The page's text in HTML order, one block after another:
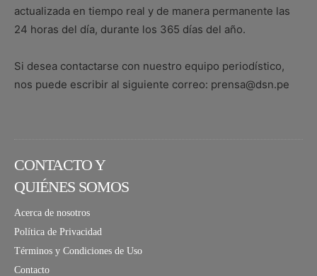
actualizada en tiempo real y de manera permanente las
24 horas del día, durante los 365 días del año.
Si desea contactarse con nuestro equipo periodístico,
nos puede escribir al siguiente correo: prensa@dsn.pe
CONTACTO Y
QUIÉNES SOMOS
Acerca de nosotros
Política de Privacidad
Términos y Condiciones de Uso
Contacto